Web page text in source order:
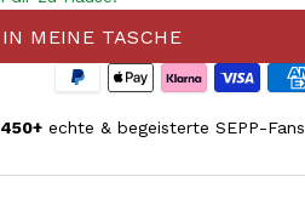
IN MEINE TASCHE
echte & begeisterte SEPP-Fans